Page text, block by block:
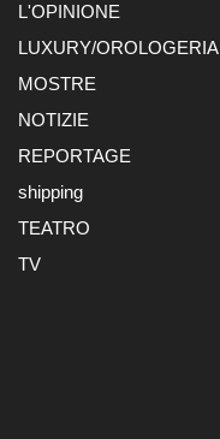
L'OPINIONE
LUXURY/OROLOGERIA
MOSTRE
NOTIZIE
REPORTAGE
shipping
TEATRO
TV